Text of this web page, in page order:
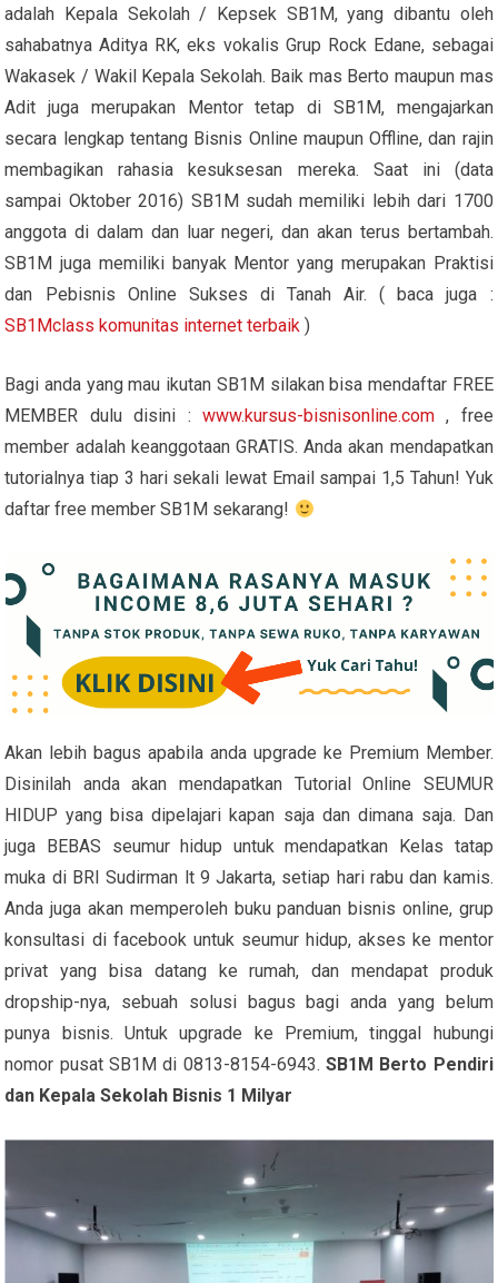
adalah Kepala Sekolah / Kepsek SB1M, yang dibantu oleh
sahabatnya Aditya RK, eks vokalis Grup Rock Edane, sebagai
Wakasek / Wakil Kepala Sekolah. Baik mas Berto maupun mas
Adit juga merupakan Mentor tetap di SB1M, mengajarkan
secara lengkap tentang Bisnis Online maupun Offline, dan rajin
membagikan rahasia kesuksesan mereka. Saat ini (data
sampai Oktober 2016) SB1M sudah memiliki lebih dari 1700
anggota di dalam dan luar negeri, dan akan terus bertambah.
SB1M juga memiliki banyak Mentor yang merupakan Praktisi
dan Pebisnis Online Sukses di Tanah Air. ( baca juga :
SB1Mclass komunitas internet terbaik )
Bagi anda yang mau ikutan SB1M silakan bisa mendaftar FREE
MEMBER dulu disini : www.kursus-bisnisonline.com, free
member adalah keanggotaan GRATIS. Anda akan mendapatkan
tutorialnya tiap 3 hari sekali lewat Email sampai 1,5 Tahun! Yuk
daftar free member SB1M sekarang!
Akan lebih bagus apabila anda upgrade ke Premium Member.
Disinilah anda akan mendapatkan Tutorial Online SEUMUR
HIDUP yang bisa dipelajari kapan saja dan dimana saja. Dan
juga BEBAS seumur hidup untuk mendapatkan Kelas tatap
muka di BRI Sudirman lt 9 Jakarta, setiap hari rabu dan kamis.
Anda juga akan memperoleh buku panduan bisnis online, grup
konsultasi di facebook untuk seumur hidup, akses ke mentor
privat yang bisa datang ke rumah, dan mendapat produk
dropship-nya, sebuah solusi bagus bagi anda yang belum
punya bisnis. Untuk upgrade ke Premium, tinggal hubungi
nomor pusat SB1M di 0813-8154-6943. SB1M Berto Pendiri
dan Kepala Sekolah Bisnis 1 Milyar